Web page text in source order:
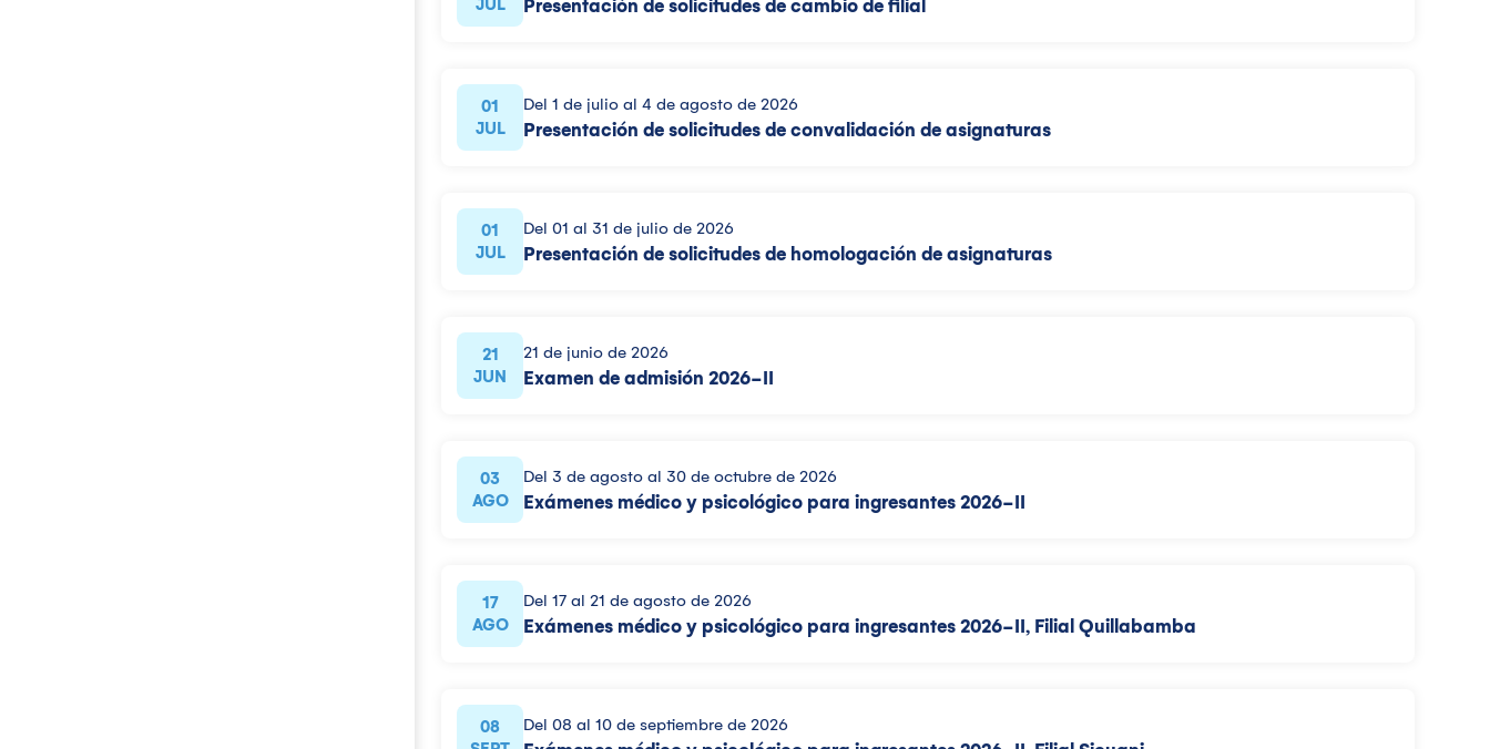
JUL
Presentación de solicitudes de cambio de filial
01
JUL
Del 1 de julio al 4 de agosto de 2026
Presentación de solicitudes de convalidación de asignaturas
01
JUL
Del 01 al 31 de julio de 2026
Presentación de solicitudes de homologación de asignaturas
21
JUN
21 de junio de 2026
Examen de admisión 2026-II
03
AGO
Del 3 de agosto al 30 de octubre de 2026
Exámenes médico y psicológico para ingresantes 2026-II
17
AGO
Del 17 al 21 de agosto de 2026
Exámenes médico y psicológico para ingresantes 2026-II, Filial Quillabamba
08
Del 08 al 10 de septiembre de 2026